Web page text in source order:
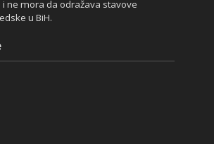
i ne mora da odražava stavove
u BiH.